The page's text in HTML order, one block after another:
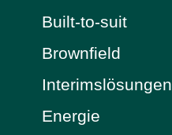
Built-to-suit
Brownfield
Interimslösungen
Energie